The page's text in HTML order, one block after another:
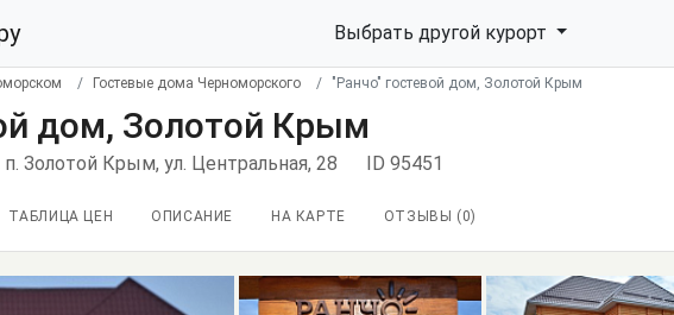
Выбрать другой курорт
Гостевые дома Черноморского "Ранчо" гостевой дом, Золотой Крым
дом, Золотой Крым
Золотой Крым, ул. Центральная, 28 ID 95451
ТАБЛИЦА ЦЕН ОПИСАНИЕ НА КАРТЕ ОТЗЫВЫ ( 0)